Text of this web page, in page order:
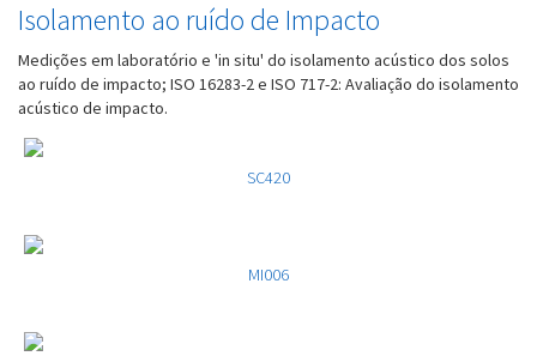
Isolamento ao ruído de Impacto
Medições em laboratório e 'in situ' do isolamento acústico dos solos
ao ruído de impacto; ISO 16283-2 e ISO 717-2: Avaliação do isolamento
acústico de impacto.
SC420
MI006